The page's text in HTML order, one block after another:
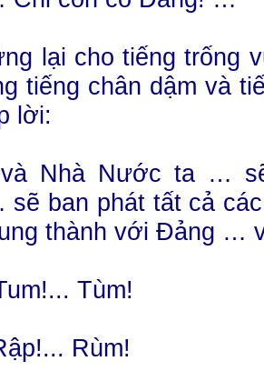
lại cho tiếng trống
tiếng chân dậm và
lời:
Nhà Nước ta …
ban phát tất cả
thành với Đảng …
Tùm!
Rùm!